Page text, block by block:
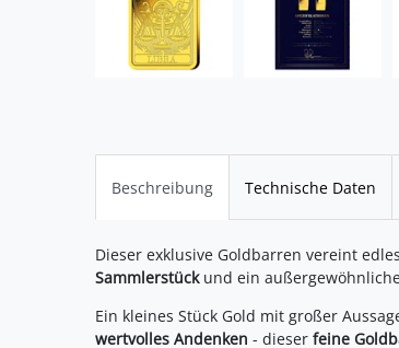
Beschreibung Technische Daten
Dieser exklusive Goldbarren vereint
Sammlerstückund ein
Ein kleines Stück Gold mit großer
wertvolles Andenken - dieser feine